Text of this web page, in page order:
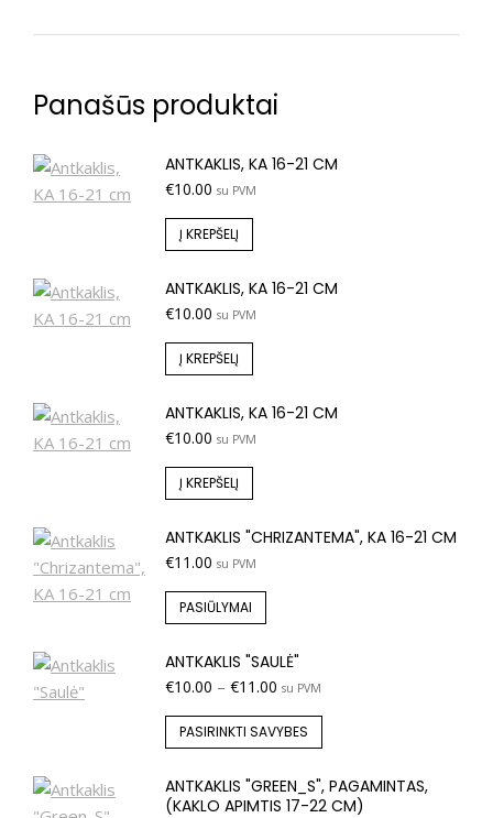
Panašūs produktai
ANTKAKLIS, KA 16-21 CM
€10.00 su PVM
Į KREPŠELĮ
ANTKAKLIS, KA 16-21 CM
€10.00 su PVM
Į KREPŠELĮ
ANTKAKLIS, KA 16-21 CM
€10.00 su PVM
Į KREPŠELĮ
ANTKAKLIS "CHRIZANTEMA", KA 16-21 CM
€11.00 su PVM
PASIŪLYMAI
ANTKAKLIS "SAULĖ"
€10.00 – €11.00 su PVM
PASIRINKTI SAVYBES
ANTKAKLIS "GREEN_S", PAGAMINTAS,
(KAKLO APIMTIS 17-22 CM)